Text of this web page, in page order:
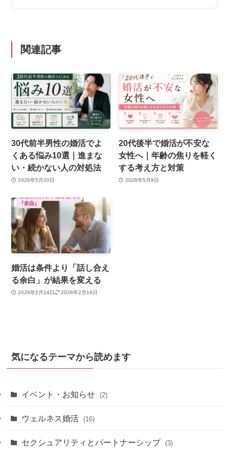
関連記事
30代前半男性の婚活でよ
くある悩み10選｜進まな
い・続かない人の対処法
2026年5月20日
20代後半で婚活が不安な
女性へ｜年齢の焦りを軽く
する考え方と対策
2026年5月9日
婚活は条件より「話し合え
る余白」が結果を変える
2026年2月14日 2026年2月16日
気になるテーマから読めます
イベント・お知らせ (2)
ウェルネス婚活 (16)
セクシュアリティとパートナーシップ (3)